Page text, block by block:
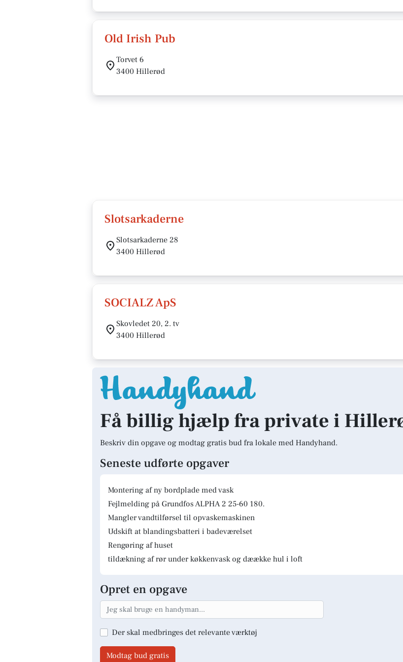
Old Irish Pub
Torvet 6
3400 Hillerød
Slotsarkaderne
Slotsarkaderne 28
3400 Hillerød
SOCIALZ ApS
Skovledet 20, 2. tv
3400 Hillerød
Få billig hjælp fra private i
Beskriv din opgave og modtag gratis bud fra lokale med Handyhand.
Seneste udførte opgaver
Montering af ny bordplade med vask
Fejlmelding på Grundfos ALPHA 2 25-60 180.
Mangler vandtilførsel til opvaskemaskinen
Udskift at blandingsbatteri i badeværelset
Rengøring af huset
tildækning af rør under køkkenvask og dæække hul i loft
Opret en opgave
Der skal medbringes det relevante værktøj
Modtag bud gratis